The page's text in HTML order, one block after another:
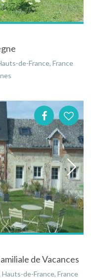
de-France, France
de Vacances
de-France, France